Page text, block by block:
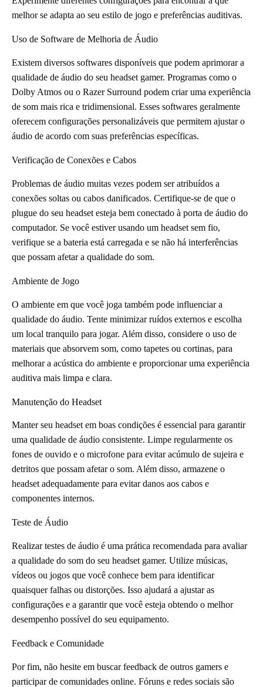
melhor se adapta ao seu estilo de jogo e preferências auditivas.
Uso de Software de Melhoria de Áudio
Existem diversos softwares disponíveis que podem aprimorar a
qualidade de áudio do seu headset gamer. Programas como o
Dolby Atmos ou o Razer Surround podem criar uma experiência
de som mais rica e tridimensional. Esses softwares geralmente
oferecem configurações personalizáveis que permitem ajustar o
áudio de acordo com suas preferências específicas.
Verificação de Conexões e Cabos
Problemas de áudio muitas vezes podem ser atribuídos a
conexões soltas ou cabos danificados. Certifique-se de que o
plugue do seu headset esteja bem conectado à porta de áudio do
computador. Se você estiver usando um headset sem fio,
verifique se a bateria está carregada e se não há interferências
que possam afetar a qualidade do som.
Ambiente de Jogo
O ambiente em que você joga também pode influenciar a
qualidade do áudio. Tente minimizar ruídos externos e escolha
um local tranquilo para jogar. Além disso, considere o uso de
materiais que absorvem som, como tapetes ou cortinas, para
melhorar a acústica do ambiente e proporcionar uma experiência
auditiva mais limpa e clara.
Manutenção do Headset
Manter seu headset em boas condições é essencial para garantir
uma qualidade de áudio consistente. Limpe regularmente os
fones de ouvido e o microfone para evitar acúmulo de sujeira e
detritos que possam afetar o som. Além disso, armazene o
headset adequadamente para evitar danos aos cabos e
componentes internos.
Teste de Áudio
Realizar testes de áudio é uma prática recomendada para avaliar
a qualidade do som do seu headset gamer. Utilize músicas,
vídeos ou jogos que você conhece bem para identificar
quaisquer falhas ou distorções. Isso ajudará a ajustar as
configurações e a garantir que você esteja obtendo o melhor
desempenho possível do seu equipamento.
Feedback e Comunidade
Por fim, não hesite em buscar feedback de outros gamers e
participar de comunidades online. Fóruns e redes sociais são